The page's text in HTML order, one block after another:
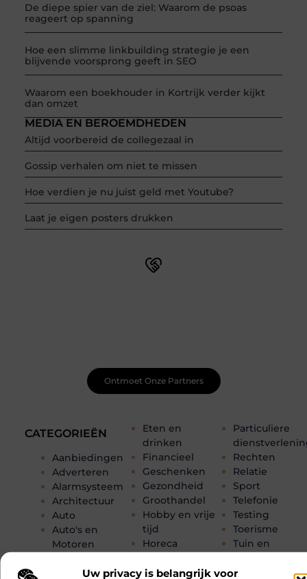
Uw privacy is belangrijk voor
De diepe spier van de ziel: Waarom de psoas
reageert op spanning
Hoe een slimme linkbuilding strategie je een
blijvende voorsprong geeft in SEO
Waarom een boekhouder in Kortrijk verder kijkt
dan omzet
CATEGORIEËN
Aanbiedingen
Adverteren
Alarmsysteem
Architectuur
Auto
Auto's en
Motoren
opleidingen
Eten en
drinken
Financieel
Geschenken
Gezondheid
Groothandel
Hobby en vrije
tijd
Horeca
Industrie
Particuliere
Rechten
Relatie
Sport
Telefonie
Testing
Toerisme
Tuin en
Tweewielers
MEDIA EN BEROEMDHEDEN
Altijd voorbereid de collegezaal in
Gossip verhalen om niet te missen
Hoe verdien je nu juist geld met Youtube?
Laat je eigen posters drukken
Ontmoet Onze Partners